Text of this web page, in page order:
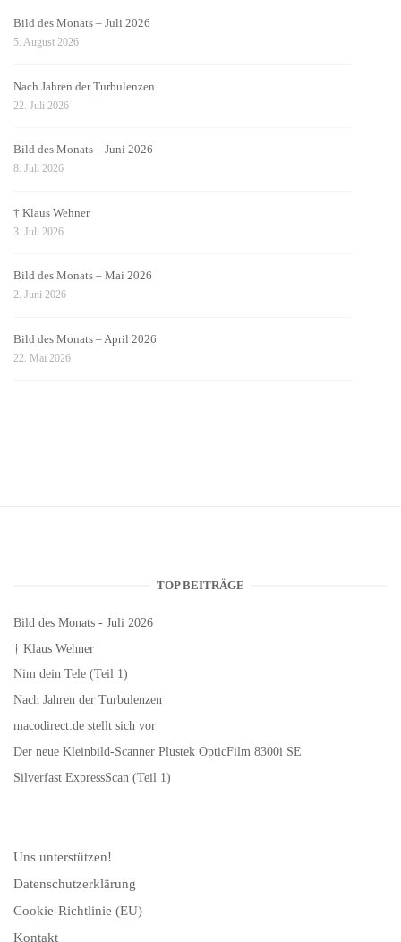
Bild des Monats – Juli 2026
5. August 2026
Nach Jahren der Turbulenzen
22. Juli 2026
Bild des Monats – Juni 2026
8. Juli 2026
† Klaus Wehner
3. Juli 2026
Bild des Monats – Mai 2026
2. Juni 2026
Bild des Monats – April 2026
22. Mai 2026
TOP BEITRÄGE
Bild des Monats - Juli 2026
† Klaus Wehner
Nim dein Tele (Teil 1)
Nach Jahren der Turbulenzen
macodirect.de stellt sich vor
Der neue Kleinbild-Scanner Plustek OpticFilm 8300i SE
Silverfast ExpressScan (Teil 1)
Uns unterstützen!
Datenschutzerklärung
Cookie-Richtlinie (EU)
Kontakt